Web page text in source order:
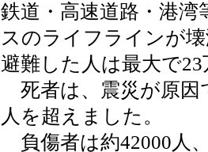
鉄道・高速道路・港湾
スのライフラインが
避難した人は最大で
死者は、震災が原因
人を超えました。
負傷者は約42000人